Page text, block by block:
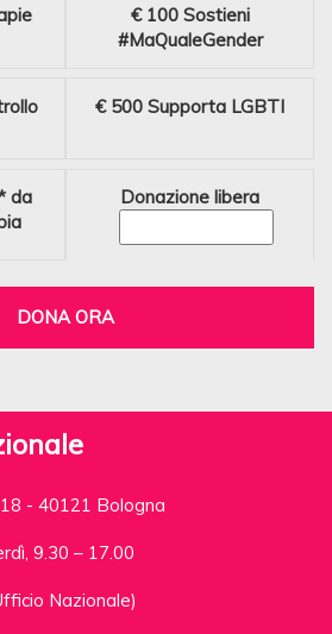
€ 100 Sostieni
#MaQualeGender
€ 500 Supporta LGBTI
da
Donazione libera
DONA ORA
- 40121 Bologna
9.30 – 17.00
Nazionale)